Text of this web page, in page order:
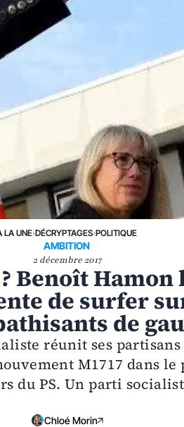
LA UNE›DÉCRYPTAGES›POLITIQUE
AMBITION
2 décembre 2017
Benoît Hamon
de surfer
de
réunit ses partisans
M1717 dans
du PS. Un parti
Chloé Morin